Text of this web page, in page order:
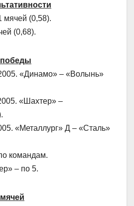
мячей (0,58).
(0,68).
«Динамо» – «Волынь»
«Шахтер» –
«Металлург» Д – «Сталь»
командам.
– по 5.